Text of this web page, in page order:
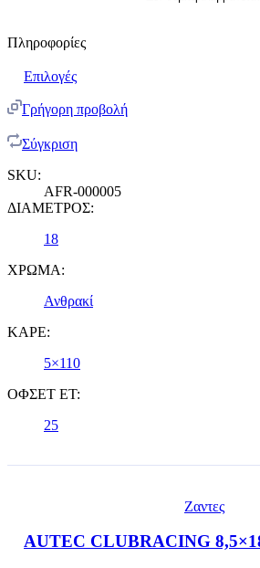
Πληροφορίες
Επιλογές
Γρήγορη προβολή
Σύγκριση
SKU:
AFR-000005
ΔΙΑΜΕΤΡΟΣ:
18
ΧΡΩΜΑ:
Ανθρακί
ΚΑΡΕ:
5×110
ΟΦΣΕΤ ET:
25
Ζαντες
AUTEC CLUBRACING